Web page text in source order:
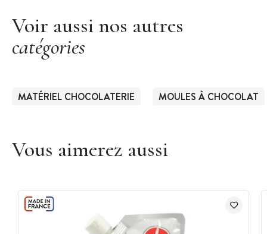
Voir aussi nos autres
catégories
MATÉRIEL CHOCOLATERIE MOULES À CHOCOLAT
Vous aimerez aussi